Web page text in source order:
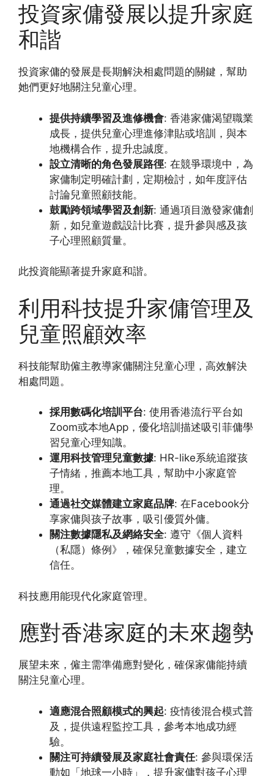
投資家傭發展以提升家庭
和諧
投資家傭的發展是長期解決相處問題的關鍵，幫助
她們更好地關注兒童心理。
提供持續學習及進修機會: 香港家傭渴望職業
成長，提供兒童心理進修津貼或培訓，與本
地機構合作，提升忠誠度。
設立清晰的角色發展路徑: 在競爭環境中，為
家傭制定明確計劃，定期檢討，如年度評估
討論兒童照顧技能。
鼓勵跨領域學習及創新: 通過項目激發家傭創
新，如兒童遊戲設計比賽，提升參與感及孩
子心理照顧質量。
此投資能顯著提升家庭和諧。
利用科技提升家傭管理及
兒童照顧效率
科技能幫助僱主教導家傭關注兒童心理，高效解決
相處問題。
採用數碼化培訓平台: 使用香港流行平台如
Zoom或本地App，優化培訓描述吸引菲傭學
習兒童心理知識。
運用科技管理兒童數據: HR-like系統追蹤孩
子情緒，推薦本地工具，幫助中小家庭管
理。
通過社交媒體建立家庭品牌: 在Facebook分
享家傭與孩子故事，吸引優質外傭。
關注數據隱私及網絡安全: 遵守《個人資料
（私隱）條例》，確保兒童數據安全，建立
信任。
科技應用能現代化家庭管理。
應對香港家庭的未來趨勢
展望未來，僱主需準備應對變化，確保家傭能持續
關注兒童心理。
適應混合照顧模式的興起: 疫情後混合模式普
及，提供遠程監控工具，參考本地成功經
驗。
關注可持續發展及家庭社會責任: 參與環保活
動如「地球一小時」，提升家傭對孩子心理